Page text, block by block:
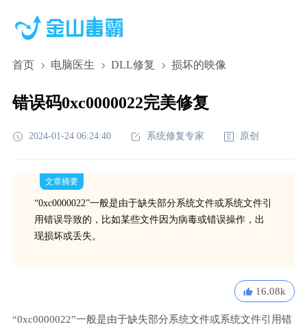
首页 电脑医生 DLL修复 损坏的映像
错误码0xc0000022完美修复
2024-01-24 06:24:40 系统修复专家 原创
文章摘要
“0xc0000022”一般是由于缺失部分系统文件或系统文件引
用错误导致的，比如某些文件因为病毒或错误操作，出
现损坏或丢失。
16.08k
“0xc0000022”一般是由于缺失部分系统文件或系统文件引用错